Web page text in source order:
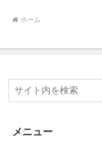
ホーム
メニュー